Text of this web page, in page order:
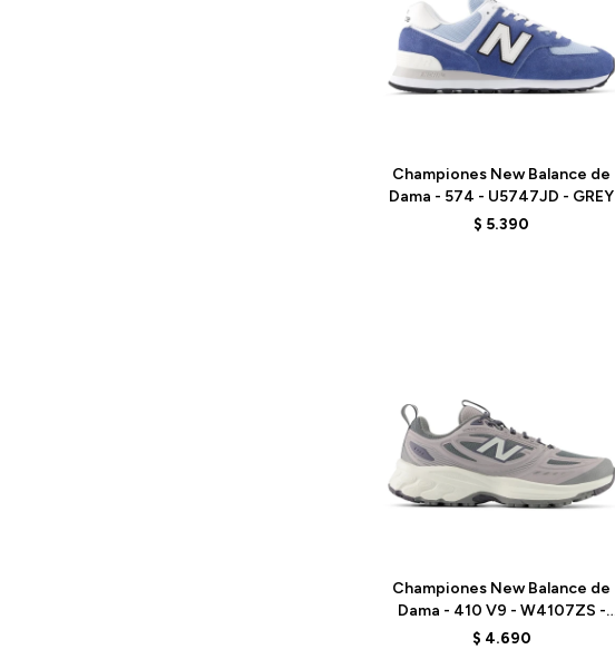
Championes New Balance de
Dama - 574 - U5747JD - GREY
$ 5.390
Championes New Balance de
Dama - 410 V9 - W4107ZS -
GREY
$ 4.690